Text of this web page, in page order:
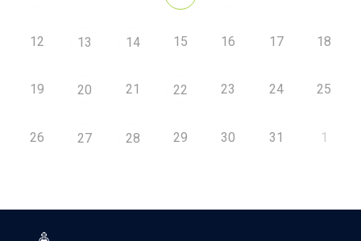
12 13 14 15 16 17 18
19 20 21 22 23 24 25
26 27 28 29 30 31 1